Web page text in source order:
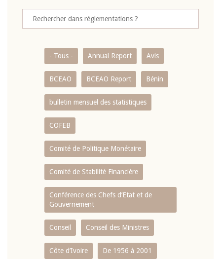
- Tous - Annual Report Avis
BCEAO BCEAO Report Bénin
bulletin mensuel des statistiques
COFEB
Comité de Politique Monétaire
Comité de Stabilité Financière
Conférence des Chefs d’Etat et de
Gouvernement
Conseil Conseil des Ministres
Côte d’Ivoire De 1956 à 2001